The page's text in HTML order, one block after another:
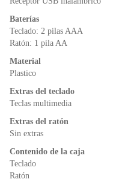
Baterías
Teclado: 2 pilas AAA
Ratón: 1 pila AA
Material
Plastico
Extras del teclado
Teclas multimedia
Extras del ratón
Sin extras
Contenido de la caja
Teclado
Ratón